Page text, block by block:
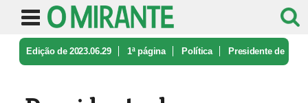
Edição de 2023.06.29 1ª página Política Presidente de